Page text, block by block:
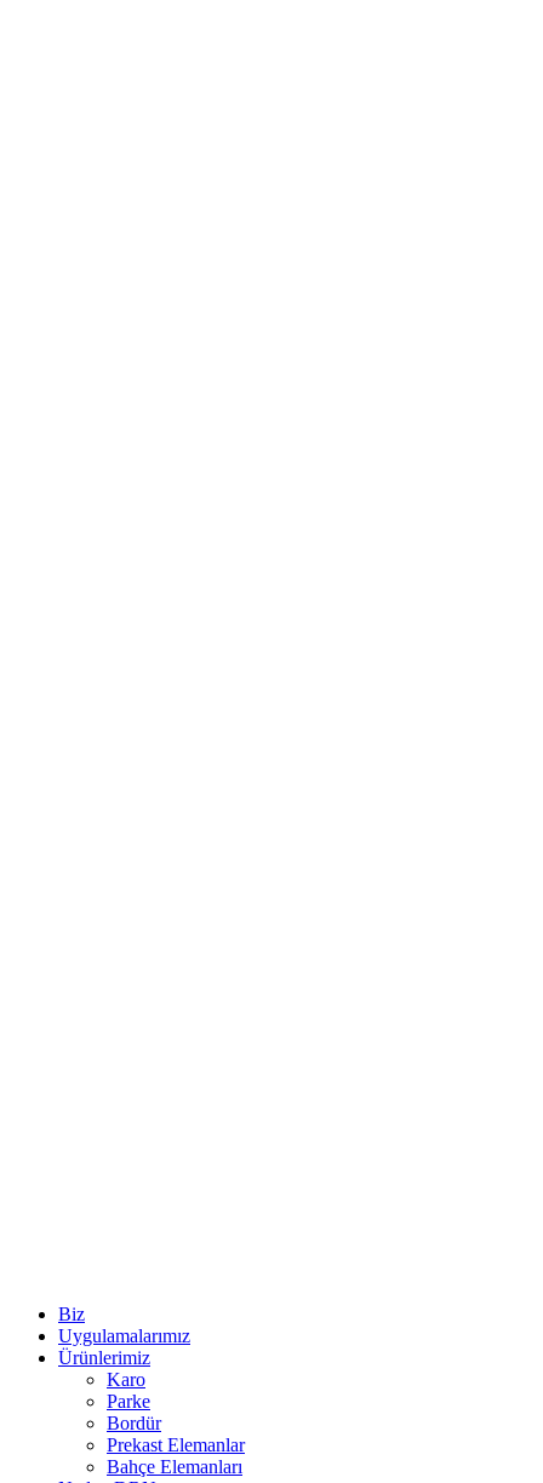
Biz
Uygulamalarımız
Ürünlerimiz
Karo
Parke
Bordür
Prekast Elemanlar
Bahçe Elemanları